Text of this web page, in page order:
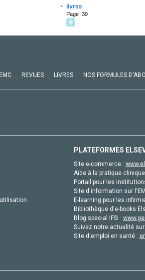
· livres
Page :39
REVUES LIVRES NOS FORMULES
PLATEFORMES
Site e-commerce :
Aide à la pratique
Portail pour les
Site d'information sur
E-learning pour les
Bibliothèque d'e-books
Blog special IFSI :
Suivez notre actualité
Site d'emploi en santé :